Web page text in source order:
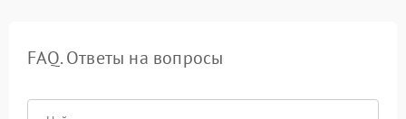
FAQ. Ответы на вопросы